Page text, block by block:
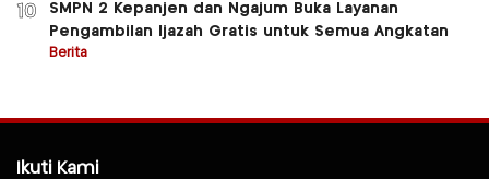
10
SMPN 2 Kepanjen dan Ngajum Buka Layanan
Pengambilan Ijazah Gratis untuk Semua Angkatan
Berita
Ikuti Kami